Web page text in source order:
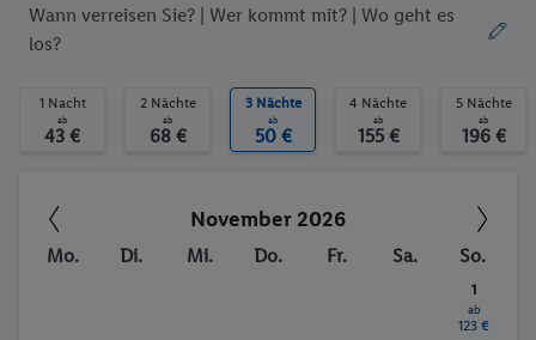
Wann verreisen Sie? | Wer kommt mit? | Wo geht es
los?
1 Nacht
ab
43 €
2 Nächte
ab
68 €
3 Nächte
ab
50 €
4 Nächte
ab
155 €
5 Nächte
ab
196 €
November 2026
Mo. Di. Mi. Do. Fr. Sa. So.
1
ab
123 €